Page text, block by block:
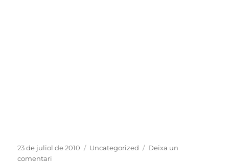
Publicat
el
23 de juliol de 2010 Categories
Uncategorized
Deixa un
comentari